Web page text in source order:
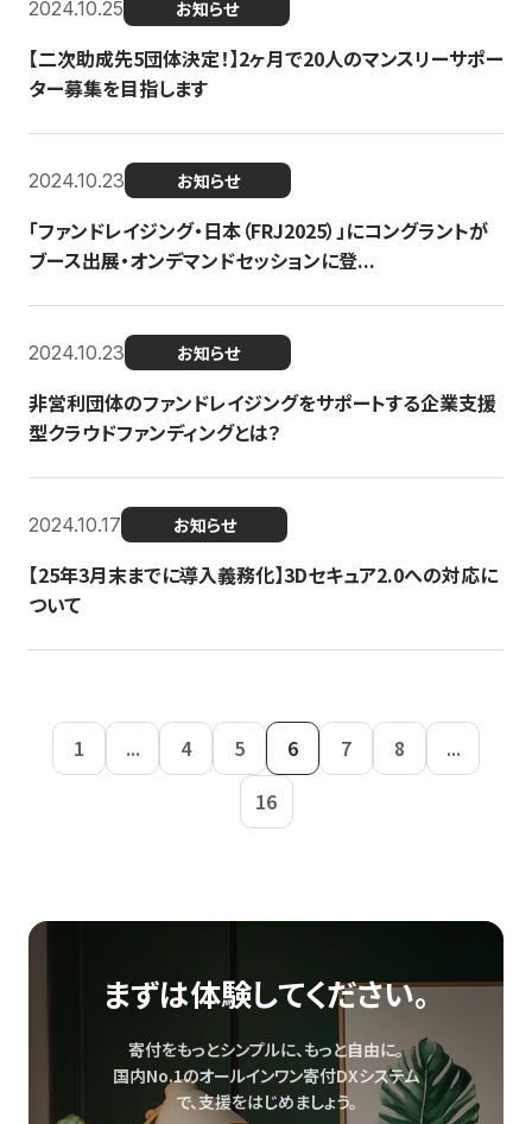
2024.10.25 お知らせ
【二次助成先5団体決定！】2ヶ月で20人のマンスリーサポー
ター募集を目指します
2024.10.23 お知らせ
「ファンドレイジング・日本（FRJ2025）」にコングラントが
ブース出展・オンデマンドセッションに登...
2024.10.23 お知らせ
非営利団体のファンドレイジングをサポートする企業支援
型クラウドファンディングとは？
2024.10.17 お知らせ
【25年3月末までに導入義務化】3Dセキュア2.0への対応に
ついて
1 ... 4 5 6 7 8
...
16
まずは体験してください。
寄付をもっとシンプルに、もっと自由に。
国内No.1のオールインワン寄付DXシステム
で、支援をはじめましょう。